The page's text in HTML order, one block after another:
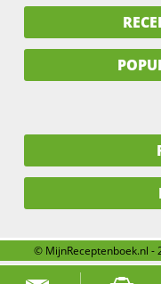
© MijnReceptenboek.nl -